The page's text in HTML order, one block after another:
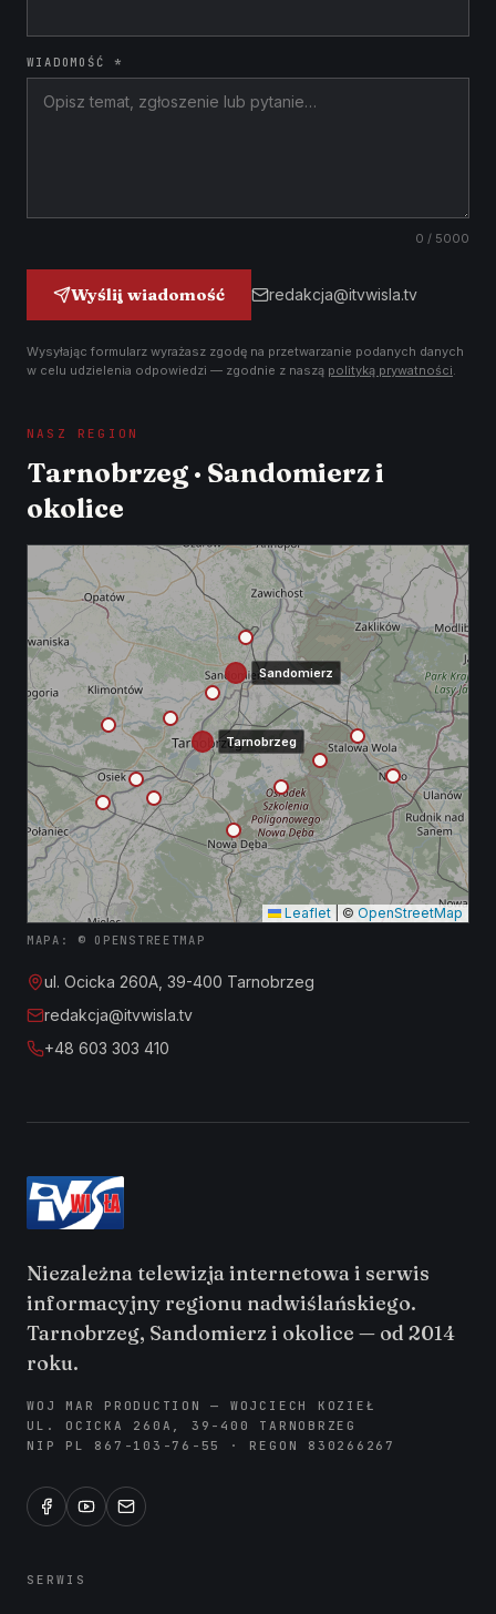
WIADOMOŚĆ *
0 / 5000
Wyślij wiadomość redakcja@itvwisla.tv
Wysyłając formularz wyrażasz zgodę na przetwarzanie podanych danych
w celu udzielenia odpowiedzi — zgodnie z naszą polityką prywatności.
NASZ REGION
Tarnobrzeg · Sandomierz i
okolice
Tarnobrzeg
Sandomierz
Leaflet © OpenStreetMap
MAPA: © OPENSTREETMAP
ul. Ocicka 260A, 39-400 Tarnobrzeg
redakcja@itvwisla.tv
+48 603 303 410
Niezależna telewizja internetowa i serwis
informacyjny regionu nadwiślańskiego.
Tarnobrzeg, Sandomierz i okolice — od 2014
roku.
WOJ MAR PRODUCTION — WOJCIECH KOZIEŁ
UL. OCICKA 260A, 39-400 TARNOBRZEG
NIP PL 867-103-76-55 · REGON 830266267
SERWIS